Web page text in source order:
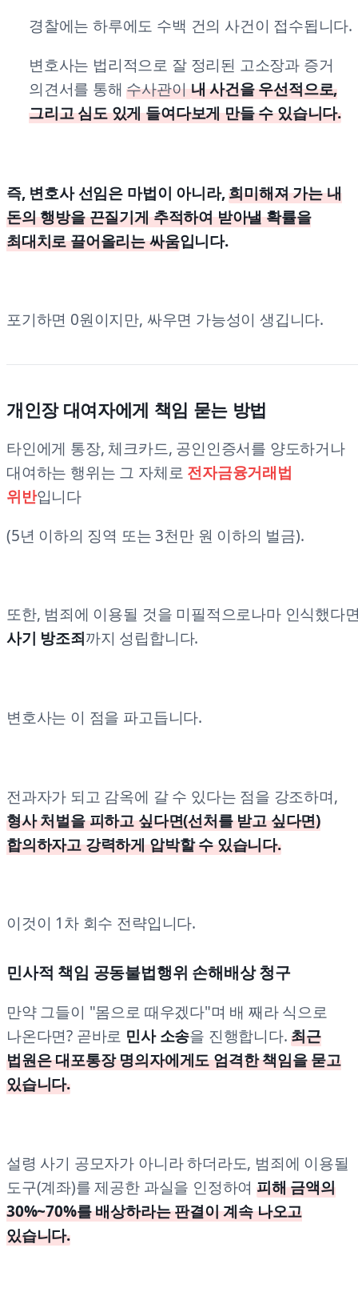
경찰에는 하루에도 수백 건의 사건이 접수됩니다.
변호사는 법리적으로 잘 정리된 고소장과 증거
의견서를 통해수사관이내 사건을 우선적으로,
그리고 심도 있게 들여다보게 만들 수 있습니다.
즉, 변호사 선임은 마법이 아니라,희미해져 가는 내
돈의 행방을 끈질기게 추적하여 받아낼 확률을
최대치로 끌어올리는 싸움입니다.
포기하면 0원이지만, 싸우면 가능성이 생깁니다.
개인장 대여자에게 책임 묻는 방법
타인에게 통장, 체크카드, 공인인증서를 양도하거나
대여하는 행위는 그 자체로 전자금융거래법
위반입니다
(5년 이하의 징역 또는 3천만 원 이하의 벌금).
또한, 범죄에 이용될 것을 미필적으로나마 인식했다
사기 방조죄까지 성립합니다.
변호사는 이 점을 파고듭니다.
전과자가 되고 감옥에 갈 수 있다는 점을 강조하며,
형사 처벌을 피하고 싶다면(선처를 받고 싶다면)
합의하자고 강력하게 압박할 수 있습니다.
이것이 1차 회수 전략입니다.
민사적 책임 공동불법행위 손해배상 청구
만약 그들이 "몸으로 때우겠다"며 배 째라 식으로
나온다면? 곧바로 민사 소송을 진행합니다.최근
법원은 대포통장 명의자에게도 엄격한 책임을 묻고
있습니다.
설령 사기 공모자가 아니라 하더라도, 범죄에 이용될
도구(계좌)를 제공한 과실을 인정하여피해 금액의
30%~70%를 배상하라는 판결이 계속 나오고
있습니다.